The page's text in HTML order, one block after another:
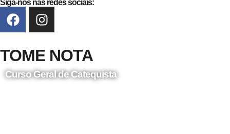
Siga-nos nas redes sociais:
TOME NOTA
Curso Geral de Catequista